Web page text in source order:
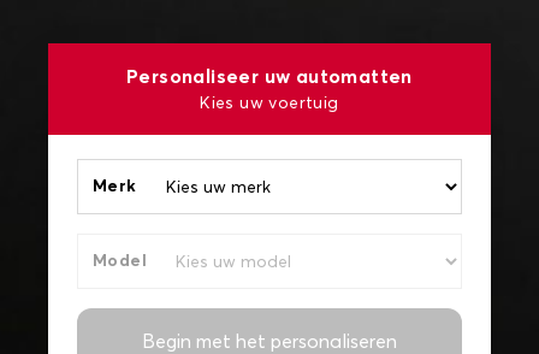
Personaliseer uw automatten
Kies uw voertuig
Merk
Model
Begin met het personaliseren